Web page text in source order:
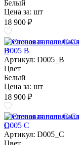
Белый
Цена за: шт
18 900 ₽
Стеновая панель
B
Артикул: D005_B
Цвет
Белый
Цена за: шт
18 900 ₽
Стеновая панель
C
Артикул: D005_C